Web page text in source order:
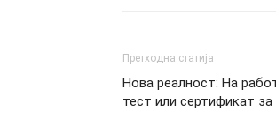
Претходна статија
Нова реалност: На
тест или сертификат